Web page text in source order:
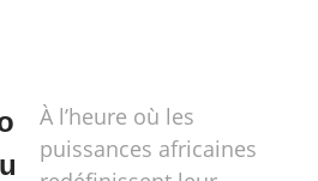
À l’heure où les
puissances africaines